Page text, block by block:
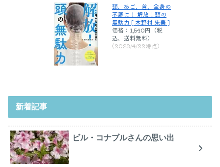
頭、あご、首、全身の
不調に！ 解放！頭の
無駄力 [ 木野村 朱美 ]
価格：1,540円（税
込、送料無料)
(2023/4/22時点)
新着記事
ビル・コナブルさんの思い出